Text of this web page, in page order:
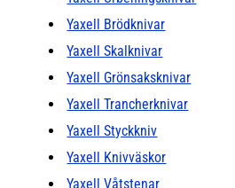
Yaxell Brödknivar
Yaxell Skalknivar
Yaxell Grönsaksknivar
Yaxell Trancherknivar
Yaxell Styckkniv
Yaxell Knivväskor
Yaxell Våtstenar